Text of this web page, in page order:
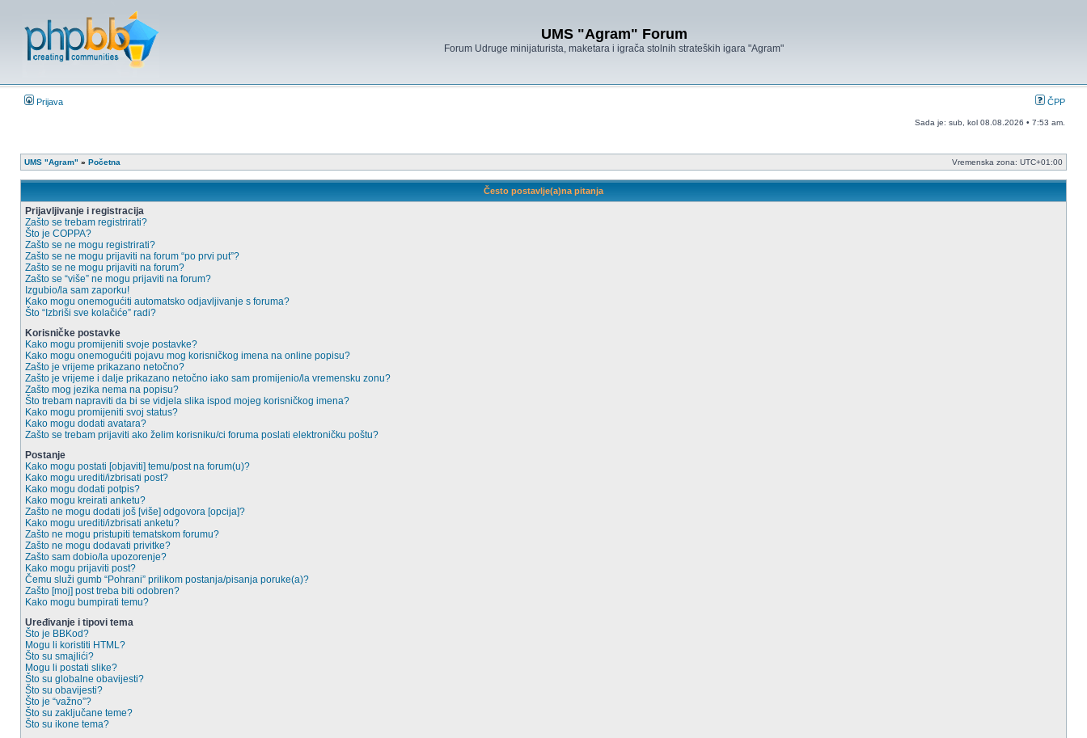
UMS "Agram" Forum
Forum Udruge minijaturista, maketara i igrača stolnih strateških igara "Agram"
Prijava ČPP
Sada je: sub, kol 08.08.2026 • 7:53 am.
UMS "Agram" » Početna Vremenska zona: UTC+01:00
Često postavlje(a)na pitanja
Prijavljivanje i registracija
Zašto se trebam registrirati?
Što je COPPA?
Zašto se ne mogu registrirati?
Zašto se ne mogu prijaviti na forum “po prvi put”?
Zašto se ne mogu prijaviti na forum?
Zašto se “više” ne mogu prijaviti na forum?
Izgubio/la sam zaporku!
Kako mogu onemogućiti automatsko odjavljivanje s foruma?
Što “Izbriši sve kolačiće” radi?
Korisničke postavke
Kako mogu promijeniti svoje postavke?
Kako mogu onemogućiti pojavu mog korisničkog imena na online popisu?
Zašto je vrijeme prikazano netočno?
Zašto je vrijeme i dalje prikazano netočno iako sam promijenio/la vremensku zonu?
Zašto mog jezika nema na popisu?
Što trebam napraviti da bi se vidjela slika ispod mojeg korisničkog imena?
Kako mogu promijeniti svoj status?
Kako mogu dodati avatara?
Zašto se trebam prijaviti ako želim korisniku/ci foruma poslati elektroničku poštu?
Postanje
Kako mogu postati [objaviti] temu/post na forum(u)?
Kako mogu urediti/izbrisati post?
Kako mogu dodati potpis?
Kako mogu kreirati anketu?
Zašto ne mogu dodati još [više] odgovora [opcija]?
Kako mogu urediti/izbrisati anketu?
Zašto ne mogu pristupiti tematskom forumu?
Zašto ne mogu dodavati privitke?
Zašto sam dobio/la upozorenje?
Kako mogu prijaviti post?
Čemu služi gumb “Pohrani” prilikom postanja/pisanja poruke(a)?
Zašto [moj] post treba biti odobren?
Kako mogu bumpirati temu?
Uređivanje i tipovi tema
Što je BBKod?
Mogu li koristiti HTML?
Što su smajlići?
Mogu li postati slike?
Što su globalne obavijesti?
Što su obavijesti?
Što je “važno”?
Što su zaključane teme?
Što su ikone tema?